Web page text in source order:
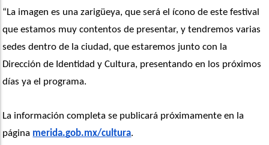
“La imagen es una zarigüeya, que será el ícono de este festival
que estamos muy contentos de presentar, y tendremos varias
sedes dentro de la ciudad, que estaremos junto con la
Dirección de Identidad y Cultura, presentando en los próximos
días ya el programa.
La información completa se publicará próximamente en la
página merida.gob.mx/cultura.